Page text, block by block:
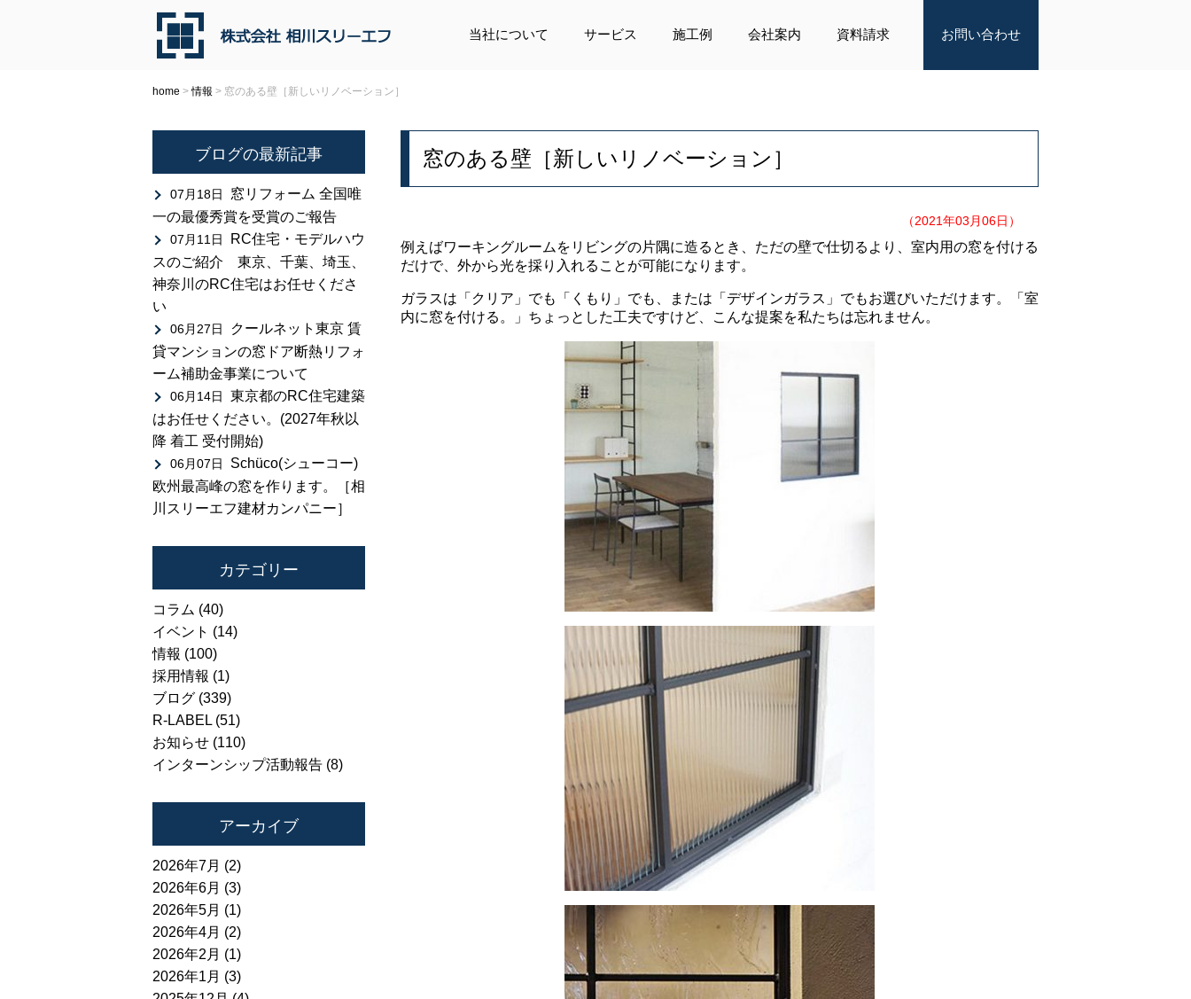
当社について サービス 施工例 会社案内 資料請求 お問い合わせ
home >情報 > 窓のある壁［新しいリノベーション］
窓のある壁［新しいリノベーション］
（2021年03月06日）
例えばワーキングルームをリビングの片隅に造るとき、ただの壁で仕切るより、室内用の窓を付ける
だけで、外から光を採り入れることが可能になります。
ガラスは「クリア」でも「くもり」でも、または「デザインガラス」でもお選びいただけます。「室
内に窓を付ける。」ちょっとした工夫ですけど、こんな提案を私たちは忘れません。
ブログの最新記事
07月18日
窓リフォーム 全国唯
一の最優秀賞を受賞のご報告
07月11日
RC住宅・モデルハウ
スのご紹介 東京、千葉、埼玉、
神奈川のRC住宅はお任せくださ
い
06月27日
クールネット東京 賃
貸マンションの窓ドア断熱リフォ
ーム補助金事業について
06月14日
東京都のRC住宅建築
はお任せください。(2027年秋以
降 着工 受付開始)
06月07日
Schüco(シューコー)
欧州最高峰の窓を作ります。［相
川スリーエフ建材カンパニー］
カテゴリー
コラム (40)
イベント (14)
情報 (100)
採用情報 (1)
ブログ (339)
R-LABEL (51)
お知らせ (110)
インターンシップ活動報告 (8)
アーカイブ
2026年7月 (2)
2026年6月 (3)
2026年5月 (1)
2026年4月 (2)
2026年2月 (1)
2026年1月 (3)